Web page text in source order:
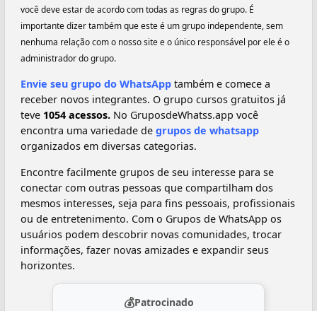
você deve estar de acordo com todas as regras do grupo. É
importante dizer também que este é um grupo independente, sem
nenhuma relação com o nosso site e o único responsável por ele é o
administrador do grupo.
Envie seu grupo do WhatsApp também e comece a
receber novos integrantes. O grupo cursos gratuitos já
teve 1054 acessos. No GruposdeWhatss.app você
encontra uma variedade de grupos de whatsapp
organizados em diversas categorias.
Encontre facilmente grupos de seu interesse para se
conectar com outras pessoas que compartilham dos
mesmos interesses, seja para fins pessoais, profissionais
ou de entretenimento. Com o Grupos de WhatsApp os
usuários podem descobrir novas comunidades, trocar
informações, fazer novas amizades e expandir seus
horizontes.
💰Patrocinado